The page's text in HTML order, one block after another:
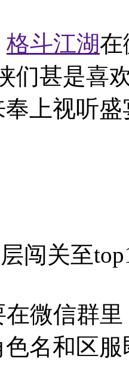
格斗江湖在
们甚是喜
上视听盛
闯关至
微信群里
名和区